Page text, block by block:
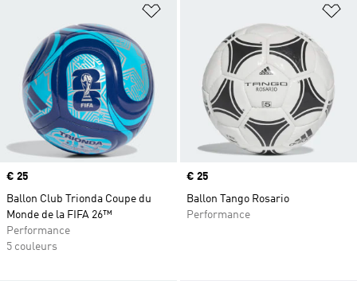
Ajouter à la Liste de produits
Prix
€ 25
Ballon Club Trionda Coupe du
Monde de la FIFA 26™
Performance
5 couleurs
Prix
€ 25
Ballon Tango Rosario
Performance